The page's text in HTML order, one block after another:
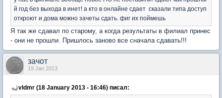
й год без выхода в инет! а кто в онлайне сдает сказали типа доступ
откроют и дома можно зачеты сдать. фиг их поймешь
Я так же сдавал по старому, а когда результаты в филиал принес
- они не прошли. Пришлось заново все сначала сдавать!!!
зачот
19 Jan 2013
vldmr (18 January 2013 - 16:46) писал: